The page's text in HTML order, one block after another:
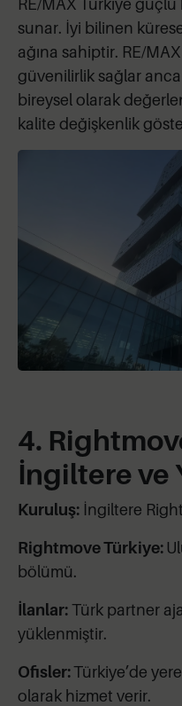
RE/MAX Türkiye
sunar. İyi bilinen
ağına sahiptir. RE/
güvenilirlik sağlar
bireysel olarak
kalite değişkenlik
4.
İngiltere ve
Kuruluş: İngiltere
Rightmove Türkiye:
bölümü.
İlanlar:Türk partner
yüklenmiştir.
Ofisler:Türkiye’de
olarak hizmet verir.